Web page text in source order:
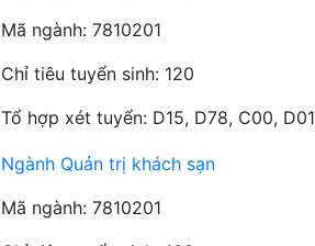
Mã ngành: 7810201
Chỉ tiêu tuyển sinh: 120
Tổ hợp xét tuyển: D15, D78, C00, D01
Ngành Quản trị khách sạn
Mã ngành: 7810201